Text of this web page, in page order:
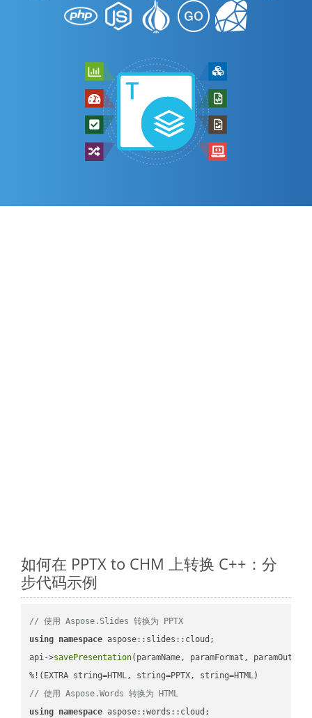
如何在 PPTX to CHM 上转换 C++：分
步代码示例
// 使用 Aspose.Slides 转换为 PPTX
using namespace aspose::slides::cloud;
api->savePresentation(paramName, paramFormat,
// 使用 Aspose.Words 转换为 HTML
using namespace